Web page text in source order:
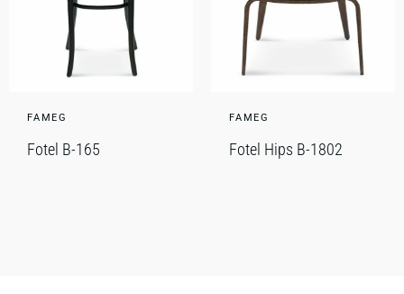
FAMEG
Fotel B-165
FAMEG
Fotel Hips B-1802